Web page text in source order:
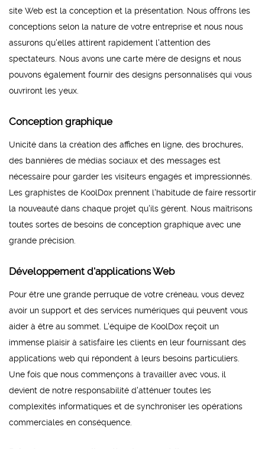
site Web est la conception et la présentation. Nous offrons les
conceptions selon la nature de votre entreprise et nous nous
assurons qu'elles attirent rapidement l'attention des
spectateurs. Nous avons une carte mère de designs et nous
pouvons également fournir des designs personnalisés qui vous
ouvriront les yeux.
Conception graphique
Unicité dans la création des affiches en ligne, des brochures,
des bannières de médias sociaux et des messages est
nécessaire pour garder les visiteurs engagés et impressionnés.
Les graphistes de KoolDox prennent l'habitude de faire ressortir
la nouveauté dans chaque projet qu'ils gèrent. Nous maîtrisons
toutes sortes de besoins de conception graphique avec une
grande précision.
Développement d'applications Web
Pour être une grande perruque de votre créneau, vous devez
avoir un support et des services numériques qui peuvent vous
aider à être au sommet. L'équipe de KoolDox reçoit un
immense plaisir à satisfaire les clients en leur fournissant des
applications web qui répondent à leurs besoins particuliers.
Une fois que nous commençons à travailler avec vous, il
devient de notre responsabilité d'atténuer toutes les
complexités informatiques et de synchroniser les opérations
commerciales en conséquence.